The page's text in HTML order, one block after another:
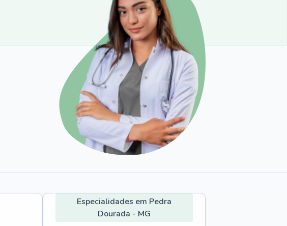
Especialidades em Pedra
Dourada - MG